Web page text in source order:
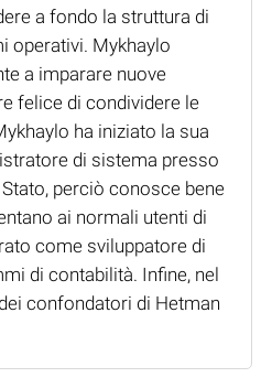
a fondo la struttura di
operativi. Mykhaylo
a imparare nuove
felice di condividere le
ha iniziato la sua
di sistema presso
perciò conosce bene
ai normali utenti di
come sviluppatore di
di contabilità. Infine, nel
confondatori di Hetman